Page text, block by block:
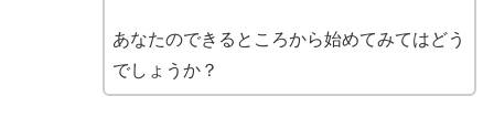
あなたのできるところから始めてみてはどう
でしょうか？